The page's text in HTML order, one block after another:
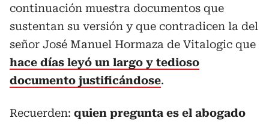
continuación muestra documentos que
sustentan su versión y que contradicen la del
señor José Manuel Hormaza de Vitalogic que
hace días leyó un largo y tedioso
documento justificándose.
Recuerden: quien pregunta es el abogado